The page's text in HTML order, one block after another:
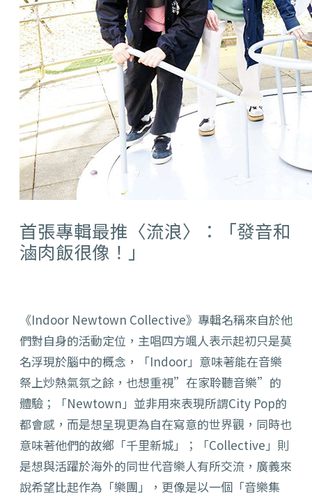
首張專輯最推〈流浪〉：「發音和
滷肉飯很像！」
《Indoor Newtown Collective》專輯名稱來自於他
們對自身的活動定位，主唱四方颯人表示起初只是莫
名浮現於腦中的概念，「Indoor」意味著能在音樂
祭上炒熱氣氛之餘，也想重視”在家聆聽音樂”的
體驗；「Newtown」並非用來表現所謂City Pop的
都會感，而是想呈現更為自在寫意的世界觀，同時也
意味著他們的故鄉「千里新城」；「Collective」則
是想與活躍於海外的同世代音樂人有所交流，廣義來
說希望比起作為「樂團」，更像是以一個「音樂集